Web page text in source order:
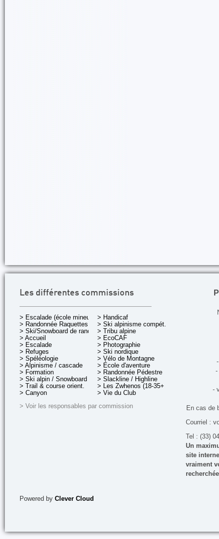
Les différentes commissions
> Escalade (école mineurs)
> Randonnée Raquettes
> Ski/Snowboard de rando.
> Accueil
> Escalade
> Refuges
> Spéléologie
> Alpinisme / cascade
> Formation
> Ski alpin / Snowboard
> Trail & course orient.
> Canyon
> Handicaf
> Ski alpinisme compét.
> Tribu alpine
> EcoCAF
> Photographie
> Ski nordique
> Vélo de Montagne
> École d'aventure
> Randonnée Pédestre
> Slackline / Highline
> Les Zwhenos (18-35+ ans)
> Vie du Club
> Voir les responsables par commission
-
-
En cas de
Courriel :
Tel : (33)
Un
site
vraiment
Powered by Clever Cloud